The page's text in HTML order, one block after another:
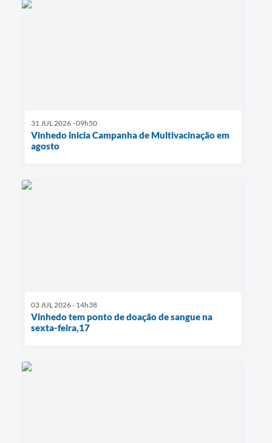
31 JUL 2026 - 09h50
Vinhedo inicia Campanha de Multivacinação em
agosto
03 JUL 2026 - 14h38
Vinhedo tem ponto de doação de sangue na
sexta-feira,17